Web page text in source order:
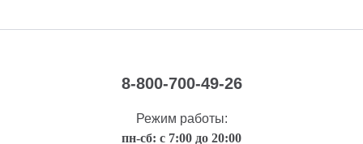
8-800-700-49-26
Режим работы:
пн-сб: с 7:00 до 20:00